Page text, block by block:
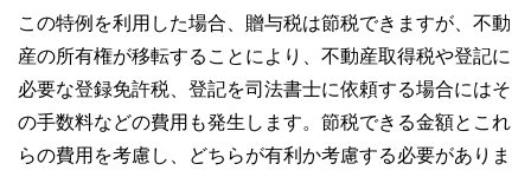
この特例を利用した場合、贈与税は節税できますが、不動
産の所有権が移転することにより、不動産取得税や登記に
必要な登録免許税、登記を司法書士に依頼する場合にはそ
の手数料などの費用も発生します。節税できる金額とこれ
らの費用を考慮し、どちらが有利か考慮する必要がありま